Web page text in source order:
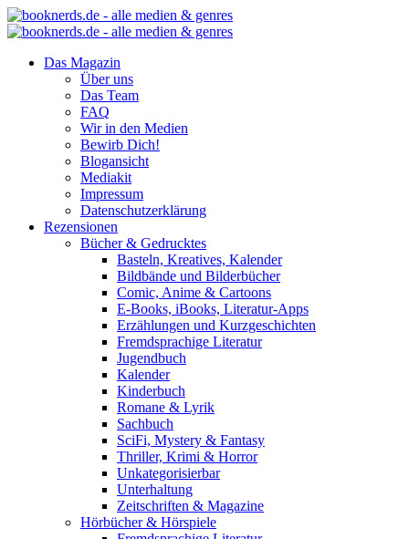
Das Magazin
Über uns
Das Team
FAQ
Wir in den Medien
Bewirb Dich!
Blogansicht
Mediakit
Impressum
Datenschutzerklärung
Rezensionen
Bücher & Gedrucktes
Basteln, Kreatives, Kalender
Bildbände und Bilderbücher
Comic, Anime & Cartoons
E-Books, iBooks, Literatur-Apps
Erzählungen und Kurzgeschichten
Fremdsprachige Literatur
Jugendbuch
Kalender
Kinderbuch
Romane & Lyrik
Sachbuch
SciFi, Mystery & Fantasy
Thriller, Krimi & Horror
Unkategorisierbar
Unterhaltung
Zeitschriften & Magazine
Hörbücher & Hörspiele